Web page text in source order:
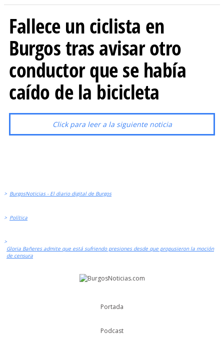
Fallece un ciclista en
Burgos tras avisar otro
conductor que se había
caído de la bicicleta
Click para leer a la siguiente noticia
> BurgosNoticias - El diario digital de Burgos
> Política
>
Gloria Bañeres admite que está sufriendo presiones desde que propusieron la moción
de censura
Portada
Podcast